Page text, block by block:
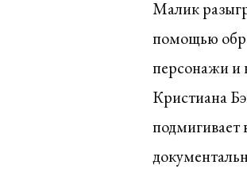
Малик
помощью
персонажи и
Кристиана